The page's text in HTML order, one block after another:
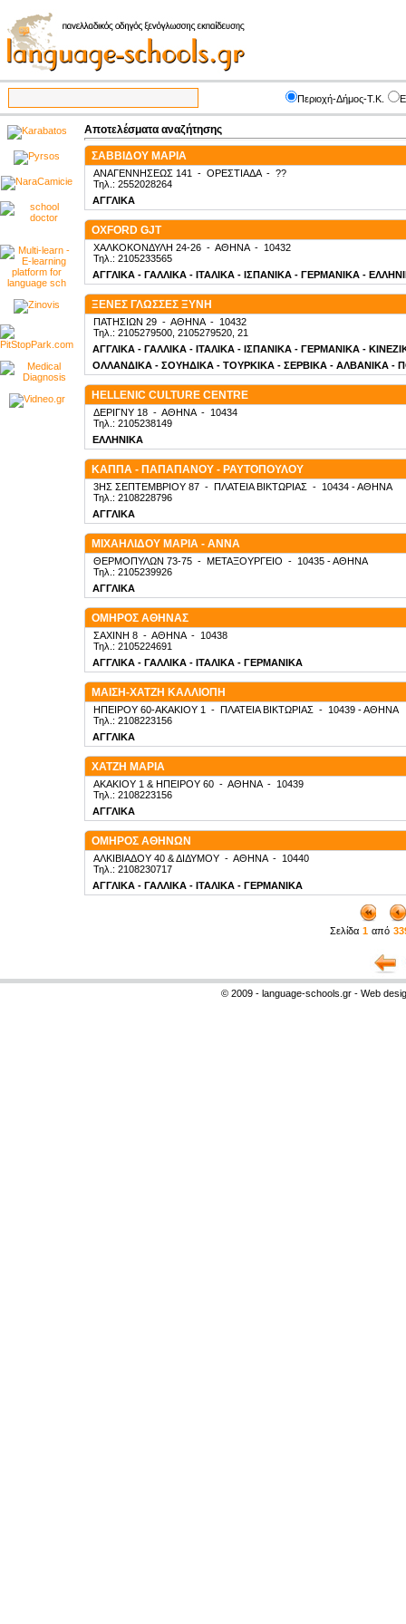
Περιοχή-Δήμος-Τ.Κ.
Αποτελέσματα αναζήτησης
ΣΑΒΒΙΔΟΥ ΜΑΡΙΑ
ΑΝΑΓΕΝΝΗΣΕΩΣ 141 - ΟΡΕΣΤΙΑΔΑ- ??
Τηλ.: 2552028264
ΑΓΓΛΙΚΑ
OXFORD GJT
ΧΑΛΚΟΚΟΝΔΥΛΗ 24-26 - ΑΘΗΝΑ- 10432
Τηλ.: 2105233565
ΑΓΓΛΙΚΑ - ΓΑΛΛΙΚΑ - ΙΤΑΛΙΚΑ - ΙΣΠΑΝΙΚΑ - ΓΕΡΜΑΝΙΚΑ -
ΞΕΝΕΣ ΓΛΩΣΣΕΣ ΞΥΝΗ
ΠΑΤΗΣΙΩΝ 29 - ΑΘΗΝΑ- 10432
Τηλ.: 2105279500, 2105279520, 21
ΑΓΓΛΙΚΑ - ΓΑΛΛΙΚΑ - ΙΤΑΛΙΚΑ - ΙΣΠΑΝΙΚΑ - ΓΕΡΜΑΝΙΚΑ -
ΟΛΛΑΝΔΙΚΑ - ΣΟΥΗΔΙΚΑ - ΤΟΥΡΚΙΚΑ - ΣΕΡΒΙΚΑ - ΑΛΒΑΝΙΚΑ -
HELLENIC CULTURE CENTRE
ΔΕΡΙΓΝΥ 18 - ΑΘΗΝΑ- 10434
Τηλ.: 2105238149
ΕΛΛΗΝΙΚΑ
ΚΑΠΠΑ - ΠΑΠΑΠΑΝΟΥ - ΡΑΥΤΟΠΟΥΛΟΥ
3ΗΣ ΣΕΠΤΕΜΒΡΙΟΥ 87 - ΠΛΑΤΕΙΑ ΒΙΚΤΩΡΙΑΣ - 10434 - ΑΘΗΝΑ
Τηλ.: 2108228796
ΑΓΓΛΙΚΑ
ΜΙΧΑΗΛΙΔΟΥ ΜΑΡΙΑ - ΑΝΝΑ
ΘΕΡΜΟΠΥΛΩΝ 73-75 - ΜΕΤΑΞΟΥΡΓΕΙΟ - 10435 - ΑΘΗΝΑ
Τηλ.: 2105239926
ΑΓΓΛΙΚΑ
ΟΜΗΡΟΣ ΑΘΗΝΑΣ
ΣΑΧΙΝΗ 8 - ΑΘΗΝΑ- 10438
Τηλ.: 2105224691
ΑΓΓΛΙΚΑ - ΓΑΛΛΙΚΑ - ΙΤΑΛΙΚΑ - ΓΕΡΜΑΝΙΚΑ
ΜΑΙΣΗ-ΧΑΤΖΗ ΚΑΛΛΙΟΠΗ
ΗΠΕΙΡΟΥ 60-ΑΚΑΚΙΟΥ 1 - ΠΛΑΤΕΙΑ ΒΙΚΤΩΡΙΑΣ - 10439 - ΑΘΗΝΑ
Τηλ.: 2108223156
ΑΓΓΛΙΚΑ
ΧΑΤΖΗ ΜΑΡΙΑ
ΑΚΑΚΙΟΥ 1 & ΗΠΕΙΡΟΥ 60 - ΑΘΗΝΑ- 10439
Τηλ.: 2108223156
ΑΓΓΛΙΚΑ
ΟΜΗΡΟΣ ΑΘΗΝΩΝ
ΑΛΚΙΒΙΑΔΟΥ 40 & ΔΙΔΥΜΟΥ - ΑΘΗΝΑ- 10440
Τηλ.: 2108230717
ΑΓΓΛΙΚΑ - ΓΑΛΛΙΚΑ - ΙΤΑΛΙΚΑ - ΓΕΡΜΑΝΙΚΑ
Σελίδα 1 από
© 2009 - language-schools.gr - Web